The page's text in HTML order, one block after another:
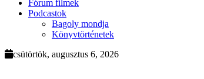
Fórum filmek
Podcastok
Bagoly mondja
Könyvtörténetek
csütörtök, augusztus 6, 2026